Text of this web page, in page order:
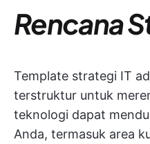
Rencana
Template strategi IT
terstruktur untuk
teknologi dapat
Anda, termasuk area